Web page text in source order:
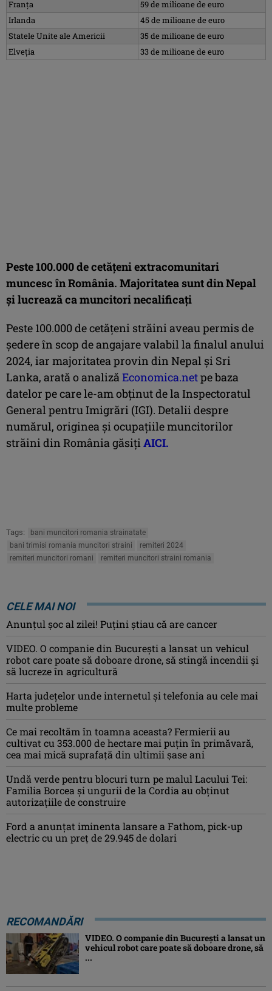
Franța
59 de milioane de euro
Irlanda
45 de milioane de euro
Statele Unite ale Americii
35 de milioane de euro
Elveția
33 de milioane de euro
Peste 100.000 de cetăţeni extracomunitari
muncesc în România. Majoritatea sunt din Nepal
şi lucrează ca muncitori necalificaţi
Peste 100.000 de cetăţeni străini aveau permis de
şedere în scop de angajare valabil la finalul anului
2024, iar majoritatea provin din Nepal şi Sri
Lanka, arată o analizăEconomica.netpe baza
datelor pe care le-am obţinut de la Inspectoratul
General pentru Imigrări (IGI). Detalii despre
numărul, originea și ocupațiile muncitorilor
străini din România găsițiAICI.
Tags:
bani muncitori romania strainatate
bani trimisi romania muncitori straini
remiteri 2024
remiteri muncitori romani
remiteri muncitori straini romania
CELE MAI NOI
Anunţul şoc al zilei! Puţini ştiau că are cancer
VIDEO. O companie din București a lansat un vehicul
robot care poate să doboare drone, să stingă incendii și
să lucreze în agricultură
Harta județelor unde internetul și telefonia au cele mai
multe probleme
Ce mai recoltăm în toamna aceasta? Fermierii au
cultivat cu 353.000 de hectare mai puțin în primăvară,
cea mai mică suprafață din ultimii șase ani
Undă verde pentru blocuri turn pe malul Lacului Tei:
Familia Borcea și ungurii de la Cordia au obținut
autorizațiile de construire
Ford a anunțat iminenta lansare a Fathom, pick-up
electric cu un preț de 29.945 de dolari
RECOMANDĂRI
VIDEO. O companie din București a lansat un
vehicul robot care poate să doboare drone, să
...